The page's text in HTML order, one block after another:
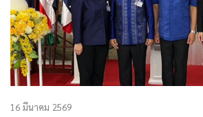
16 มีนาคม 2569